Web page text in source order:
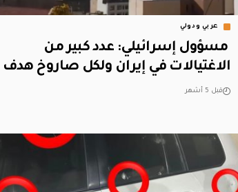
عربي ودولي
‏ مسؤول إسرائيلي: عدد كبير من
الاغتيالات في إيران ولكل صاروخ هدف
قبل 5 أشهر